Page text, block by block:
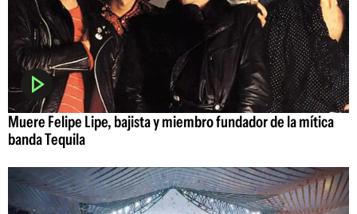
Muere Felipe Lipe, bajista y miembro fundador de la mítica
banda Tequila